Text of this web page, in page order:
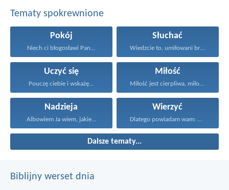
Tematy spokrewnione
Pokój
Niech ci błogosławi Pan...
Słuchać
Wiedzcie to, umiłowani bracia...
Uczyć się
Pouczę ciebie i wskażę...
Miłość
Miłość jest cierpliwa, miłość...
Nadzieja
Albowiem Ja wiem, jakie...
Wierzyć
Dlatego powiadam wam: Wszystko...
Dalsze tematy...
Biblijny werset dnia